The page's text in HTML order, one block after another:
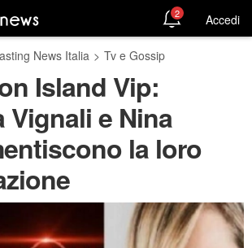
2 Accedi
News Italia > Tv e Gossip
Island Vip:
Vignali e Nina
la loro